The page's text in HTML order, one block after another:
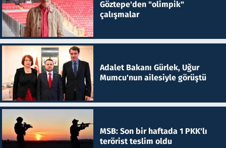
Göztepe'den "olimpik"
çalışmalar
Adalet Bakanı Gürlek, Uğur
Mumcu'nun ailesiyle görüştü
MSB: Son bir haftada 1 PKK'lı
terörist teslim oldu